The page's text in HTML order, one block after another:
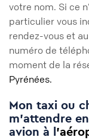
votre nom. Si ce
particulier vous
rendez-vous et
numéro de
moment de la
Pyrénées.
Mon taxi ou
m'attendre
avion à l